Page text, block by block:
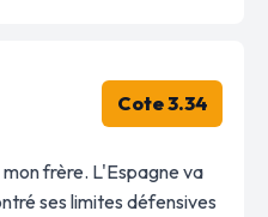
Cote 3.34
frère. L'Espagne va
ses limites défensives